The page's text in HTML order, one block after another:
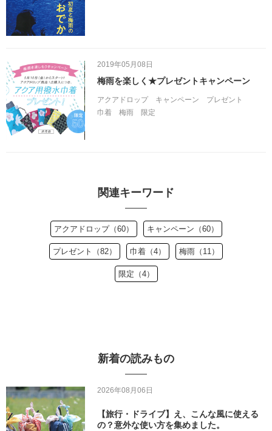
2019年05月08日
梅雨を楽しく★プレゼントキャンペーン
アクアドロップ キャンペーン
プレゼント
巾着
梅雨 限定
関連キーワード
アクアドロップ（60） キャンペーン（60）
プレゼント（82） 巾着（4） 梅雨（11）
限定（4）
新着の読みもの
2026年08月06日
【旅行・ドライブ】え、こんな風に使える
の？意外な使い方を集めました。